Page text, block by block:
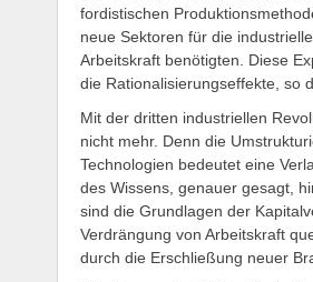
fordistischen
neue Sektoren für die
Arbeitskraft benötigten. Diese
die Rationalisierungseffekte, so
Mit der dritten industriellen
nicht mehr. Denn die
Technologien bedeutet eine
des Wissens, genauer gesagt,
sind die Grundlagen der
Verdrängung von Arbeitskraft
durch die Erschließung neuer